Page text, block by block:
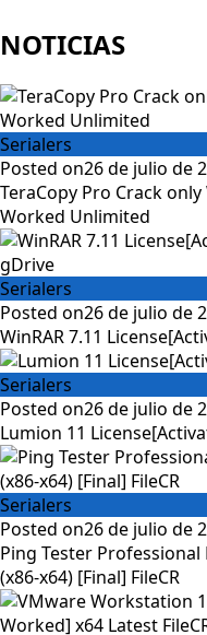
NOTICIAS
Serialers
Posted on26 de julio de
TeraCopy Pro Crack
Worked Unlimited
Serialers
Posted on26 de julio de
WinRAR 7.11
Serialers
Posted on26 de julio de
Lumion 11
Serialers
Posted on26 de julio de
Ping Tester
(x86-x64) [Final] FileCR